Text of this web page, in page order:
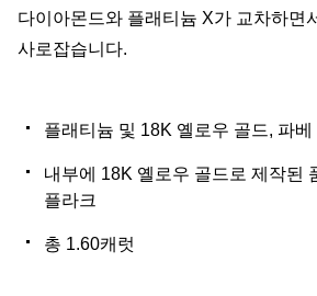
다이아몬드와 플래티늄 X가 교차하면
사로잡습니다.
플래티늄 및 18K 옐로우 골드, 파
내부에 18K 옐로우 골드로 제작된
플라크
총 1.60캐럿